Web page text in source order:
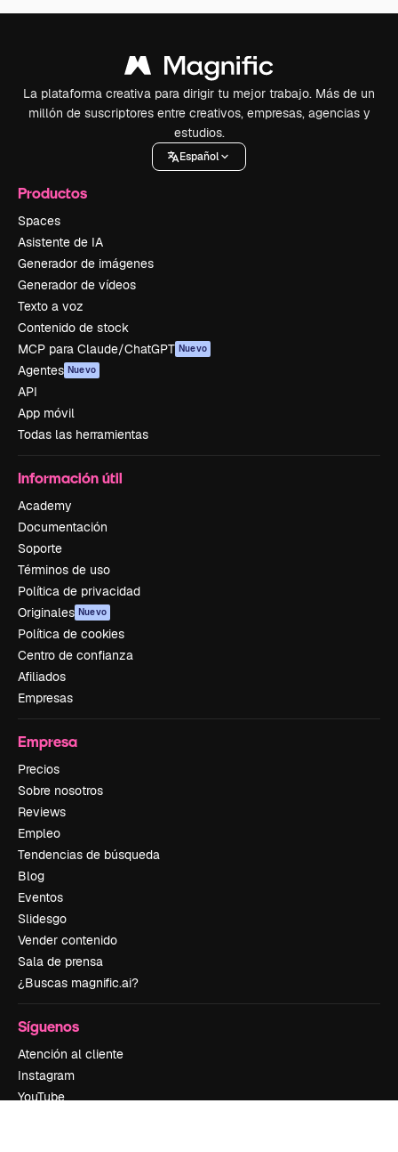
La plataforma creativa para dirigir tu mejor trabajo. Más de un
millón de suscriptores entre creativos, empresas, agencias y
estudios.
Español
Productos
Spaces
Asistente de IA
Generador de imágenes
Generador de vídeos
Texto a voz
Contenido de stock
MCP para Claude/ChatGPT Nuevo
Agentes Nuevo
API
App móvil
Todas las herramientas
Información útil
Academy
Documentación
Soporte
Términos de uso
Política de privacidad
Originales Nuevo
Política de cookies
Centro de confianza
Afiliados
Empresas
Empresa
Precios
Sobre nosotros
Reviews
Empleo
Tendencias de búsqueda
Blog
Eventos
Slidesgo
Vender contenido
Sala de prensa
¿Buscas magnific.ai?
Síguenos
Atención al cliente
Instagram
YouTube